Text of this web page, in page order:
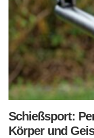
Schießsport:
Körper und